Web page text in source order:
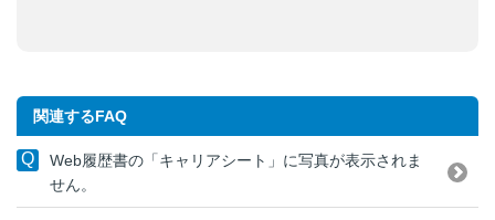
関連するFAQ
Web履歴書の「キャリアシート」に写真が表示されま
せん。